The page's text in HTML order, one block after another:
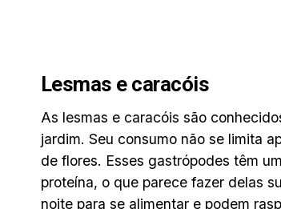
Lesmas e caracóis
As lesmas e caracóis são
jardim. Seu consumo não se limita
de flores. Esses gastrópodes têm
proteína, o que parece fazer delas
noite para se alimentar e podem